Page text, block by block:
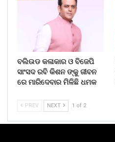
ବଲିଉଡ କଳାକାର ଓ ବିଜେପି
ସାଂସଦ ରବି କିଶନ ଙ୍କୁ ଜୀବନ
ରେ ମାରିଦେବାର ମିଳିଛି ଧମକ
PREV NEXT 1 of 2